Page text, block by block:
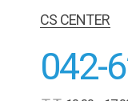
CS CENTER
042-